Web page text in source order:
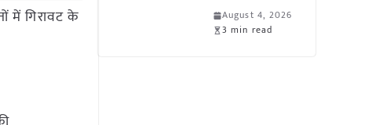
में गिरावट के
August 4, 2026
3 min read